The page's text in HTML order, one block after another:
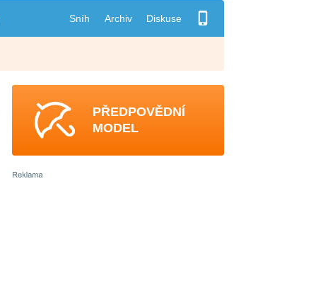
Sníh Archiv Diskuse
PŘEDPOVĚDNÍ
MODEL